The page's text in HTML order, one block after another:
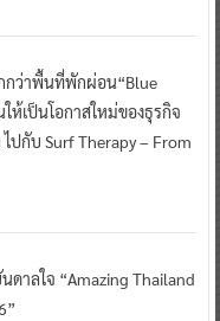
กกว่าพื้นที่พักผ่อน“Blue
ห้เป็นโอกาสใหม่ของธุรกิจ
ปกับ Surf Therapy – From
ดาลใจ “Amazing Thailand